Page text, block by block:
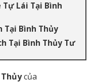
Tự Lái Tại Bình
Tại Bình Thủy
Tại Bình Thủy Tư
của